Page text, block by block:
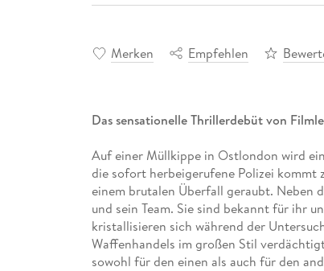
Merken Empfehlen
Das sensationelle Thrillerdebüt von
Auf einer Müllkippe in Ostlondon wird
die sofort herbeigerufene Polizei kommt
einem brutalen Überfall geraubt. Neben
und sein Team. Sie sind bekannt für ihr
kristallisieren sich während der
Waffenhandels im großen Stil
sowohl für den einen als auch für den